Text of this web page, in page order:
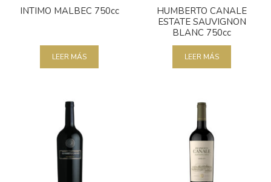
INTIMO MALBEC 750cc
LEER MÁS
HUMBERTO CANALE
ESTATE SAUVIGNON
BLANC 750cc
LEER MÁS